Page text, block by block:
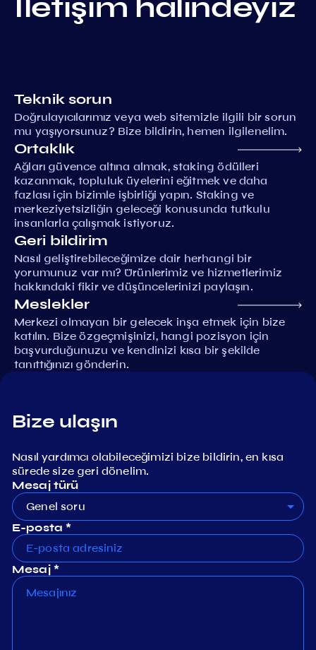
Teknik sorun
Doğrulayıcılarımız veya web sitemizle ilgili bir sorun
mu yaşıyorsunuz? Bize bildirin, hemen ilgilenelim.
Ortaklık
Ağları güvence altına almak, staking ödülleri
kazanmak, topluluk üyelerini eğitmek ve daha
fazlası için bizimle işbirliği yapın. Staking ve
merkeziyetsizliğin geleceği konusunda tutkulu
insanlarla çalışmak istiyoruz.
Geri bildirim
Nasıl geliştirebileceğimize dair herhangi bir
yorumunuz var mı? Ürünlerimiz ve hizmetlerimiz
hakkındaki fikir ve düşüncelerinizi paylaşın.
Meslekler
Merkezi olmayan bir gelecek inşa etmek için bize
katılın. Bize özgeçmişinizi, hangi pozisyon için
başvurduğunuzu ve kendinizi kısa bir şekilde
tanıttığınızı gönderin.
Bize ulaşın
Nasıl yardımcı olabileceğimizi bize bildirin, en kısa
sürede size geri dönelim.
Mesaj türü
Genel soru
E-posta *
Mesaj *